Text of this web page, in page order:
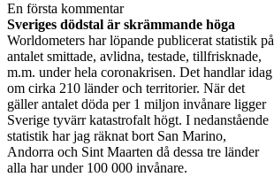
En första kommentar
Sveriges dödstal är skrämmande höga
Worldometers har löpande publicerat statistik på
antalet smittade, avlidna, testade, tillfrisknade,
m.m. under hela coronakrisen. Det handlar idag
om cirka 210 länder och territorier. När det
gäller antalet döda per 1 miljon invånare ligger
Sverige tyvärr katastrofalt högt. I nedanstående
statistik har jag räknat bort San Marino,
Andorra och Sint Maarten då dessa tre länder
alla har under 100 000 invånare.